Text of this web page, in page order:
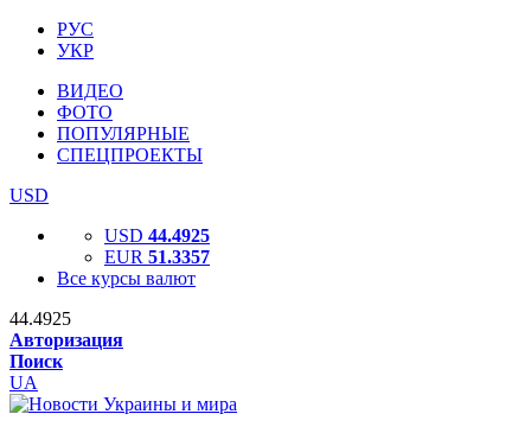
РУС
УКР
ВИДЕО
ФОТО
ПОПУЛЯРНЫЕ
СПЕЦПРОЕКТЫ
USD
USD 44.4925
EUR 51.3357
Все курсы валют
44.4925
Авторизация
Поиск
UA